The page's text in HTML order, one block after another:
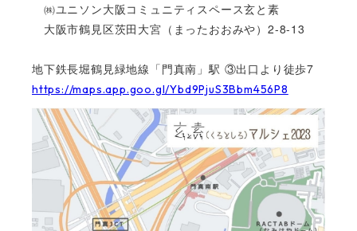
㈱ユニソン大阪コミュニティスペース玄と素
大阪市鶴見区茨田大宮（まったおおみや）2-8-13
地下鉄長堀鶴見緑地線「門真南」駅 ③出口より徒歩7
https://maps.app.goo.gl/Ybd9PjuS3Bbm456P8